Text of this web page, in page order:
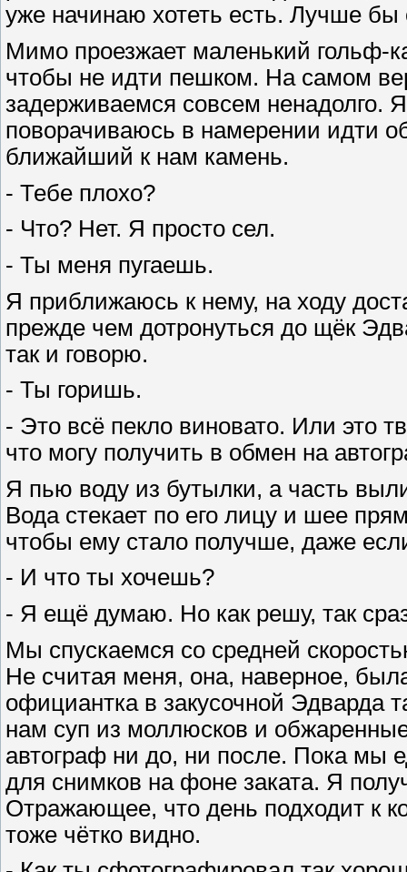
уже начинаю хотеть есть. Лучше бы
Мимо проезжает маленький гольф-
чтобы не идти пешком. На самом
задерживаемся совсем ненадолго.
поворачиваюсь в намерении идти
ближайший к нам камень.
- Тебе плохо?
- Что? Нет. Я просто сел.
- Ты меня пугаешь.
Я приближаюсь к нему, на ходу
прежде чем дотронуться до щёк
так и говорю.
- Ты горишь.
- Это всё пекло виновато. Или это
что могу получить в обмен на
Я пью воду из бутылки, а часть
Вода стекает по его лицу и шее
чтобы ему стало получше, даже
- И что ты хочешь?
- Я ещё думаю. Но как решу, так
Мы спускаемся со средней
Не считая меня, она, наверное,
официантка в закусочной Эдварда
нам суп из моллюсков и
автограф ни до, ни после. Пока мы
для снимков на фоне заката. Я
Отражающее, что день подходит к
тоже чётко видно.